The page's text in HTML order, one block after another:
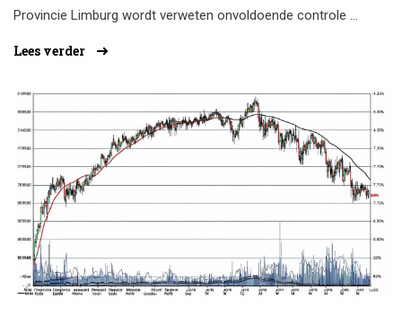
Provincie Limburg wordt verweten onvoldoende controle te
Lees verder